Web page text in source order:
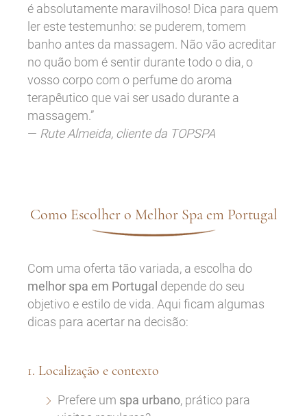
é absolutamente maravilhoso! Dica para quem
ler este testemunho: se puderem, tomem
banho antes da massagem. Não vão acreditar
no quão bom é sentir durante todo o dia, o
vosso corpo com o perfume do aroma
terapêutico que vai ser usado durante a
massagem.”
— Rute Almeida, cliente da TOPSPA
Como Escolher o Melhor Spa em Portugal
Com uma oferta tão variada, a escolha do
melhor spa em Portugal depende do seu
objetivo e estilo de vida. Aqui ficam algumas
dicas para acertar na decisão:
1. Localização e contexto
Prefere um spa urbano, prático para